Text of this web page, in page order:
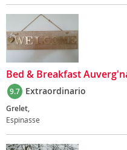
Bed & Breakfast
9.7 Extraordinario
Grelet,
Espinasse